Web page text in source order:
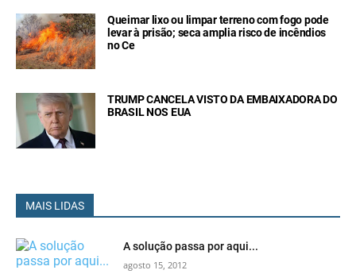
Queimar lixo ou limpar terreno com fogo pode
levar à prisão; seca amplia risco de incêndios
no Ce
TRUMP CANCELA VISTO DA EMBAIXADORA DO
BRASIL NOS EUA
MAIS LIDAS
A solução passa por aqui...
agosto 15, 2012